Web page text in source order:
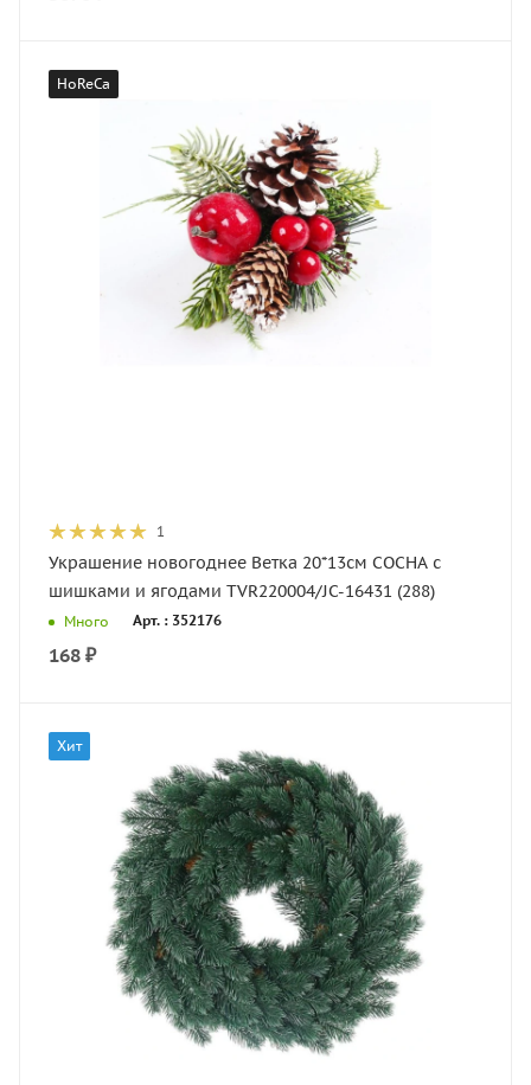
HoReCa
1
Украшение новогоднее Ветка 20*13см СОСНА с
шишками и ягодами TVR220004/JC-16431 (288)
Много Арт. : 352176
168 ₽
Хит